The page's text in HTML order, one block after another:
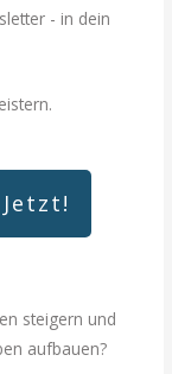
- in dein
steigern und
aufbauen?